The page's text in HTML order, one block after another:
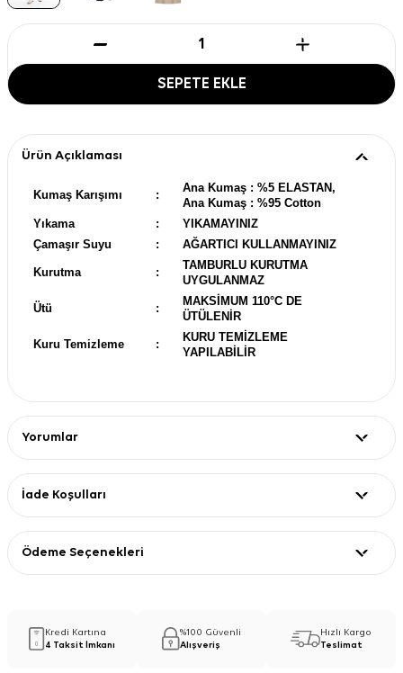
SEPETE EKLE
Ürün Açıklaması
Kumaş Karışımı :
Ana Kumaş : %5 ELASTAN,
Ana Kumaş : %95 Cotton
Yıkama
:
YIKAMAYINIZ
Çamaşır Suyu
: AĞARTICI KULLANMAYINIZ
Kurutma :
TAMBURLU KURUTMA
UYGULANMAZ
Ütü :
MAKSİMUM 110°C DE
ÜTÜLENİR
Kuru Temizleme :
KURU TEMİZLEME
YAPILABİLİR
Yorumlar
İade Koşulları
Ödeme Seçenekleri
Kredi Kartına
4 Taksit İmkanı
%100 Güvenli
Alışveriş
Hızlı Kargo
Teslimat